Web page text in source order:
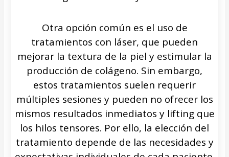
Otra opción común es el uso de
tratamientos con láser, que pueden
mejorar la textura de la piel y estimular la
producción de colágeno. Sin embargo,
estos tratamientos suelen requerir
múltiples sesiones y pueden no ofrecer los
mismos resultados inmediatos y lifting que
los hilos tensores. Por ello, la elección del
tratamiento depende de las necesidades y